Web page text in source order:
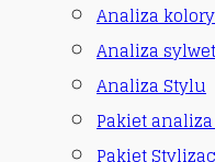
Analiza
Analiza
Analiza Stylu
Pakiet
Pakiet